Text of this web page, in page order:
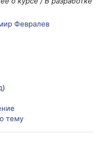
Февралев
)
тему